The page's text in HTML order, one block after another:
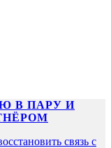
В ПАРУ И